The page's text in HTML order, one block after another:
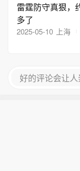
雷霆防守真狠，
多了
2025-05-10 上海
好的评论会让